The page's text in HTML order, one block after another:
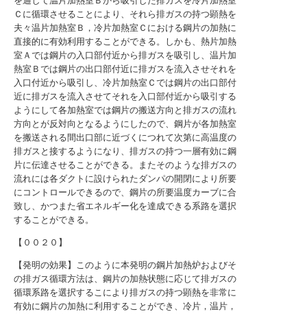
Ｃに循環させることにより、それら排ガスの持つ顕熱を
夫々温片加熱室Ｂ，冷片加熱室Ｃにおける鋼片の加熱に
直接的に有効利用することができる。しかも、熱片加熱
室Ａでは鋼片の入口部付近から排ガスを吸引し、温片加
熱室Ｂでは鋼片の出口部付近に排ガスを流入させそれを
入口付近から吸引し、冷片加熱室Ｃでは鋼片の出口部付
近に排ガスを流入させてそれを入口部付近から吸引する
ようにして各加熱室では鋼片の搬送方向と排ガスの流れ
方向とが反対向となるようにしたので、鋼片が各加熱室
を搬送される間出口部に近づくにつれて次第に高温度の
排ガスと接するようになり、排ガスの持つ一層有効に鋼
片に伝達させることができる。またそのような排ガスの
流れには各ダクトに設けられたダンパの開閉により所要
にコントロールできるので、鋼片の所要温度カーブに合
致し、かつまた省エネルギー化を達成できる系路を選択
することができる。
【００２０】
【発明の効果】このように本発明の鋼片加熱炉およびそ
の排ガス循環方法は、鋼片の加熱状態に応じて排ガスの
循環系路を選択するこにより排ガスの持つ顕熱を非常に
有効に鋼片の加熱に利用することができ、冷片，温片，